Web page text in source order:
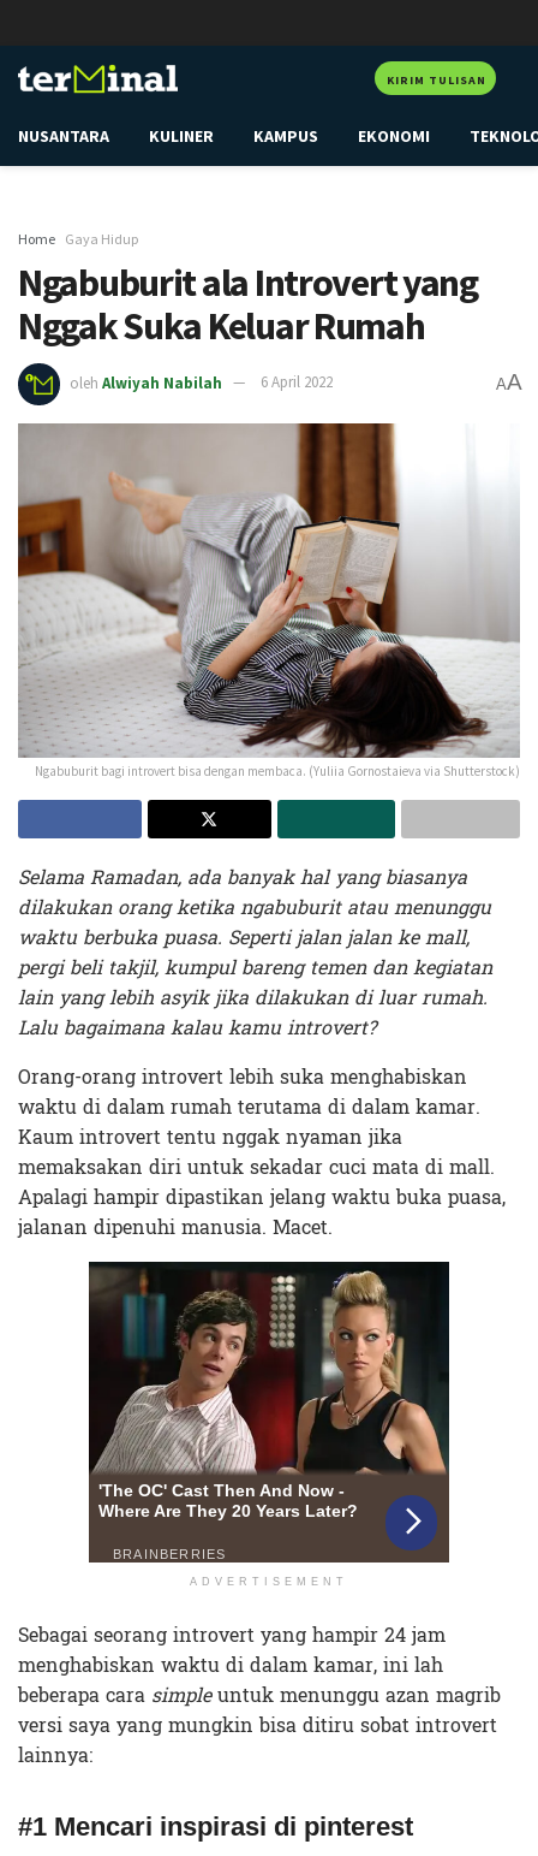
KIRIM TULISAN
NUSANTARA KULINER KAMPUS EKONOMI
Home Gaya Hidup
Ngabuburit ala Introvert yang
Nggak Suka Keluar Rumah
oleh Alwiyah Nabilah 6 April 2022 AA
Ngabuburit bagi introvert bisa dengan membaca. (Yuliia Gornostaieva via Shutterstock)
Selama Ramadan, ada banyak hal yang biasanya
dilakukan orang ketika ngabuburit atau menunggu
waktu berbuka puasa. Seperti jalan jalan ke mall,
pergi beli takjil, kumpul bareng temen dan kegiatan
lain yang lebih asyik jika dilakukan di luar rumah.
Lalu bagaimana kalau kamu introvert?
Orang-orang introvert lebih suka menghabiskan
waktu di dalam rumah terutama di dalam kamar.
Kaum introvert tentu nggak nyaman jika
memaksakan diri untuk sekadar cuci mata di mall.
Apalagi hampir dipastikan jelang waktu buka puasa,
jalanan dipenuhi manusia. Macet.
ADVERTISEMENT
Sebagai seorang introvert yang hampir 24 jam
menghabiskan waktu di dalam kamar, ini lah
beberapa cara simpleuntuk menunggu azan magrib
versi saya yang mungkin bisa ditiru sobat introvert
lainnya:
#1 Mencari inspirasi di pinterest